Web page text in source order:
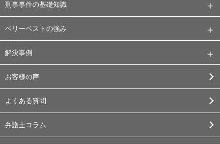
刑事事件の基礎知識
ベリーベストの強み
解決事例
お客様の声
よくある質問
弁護士コラム